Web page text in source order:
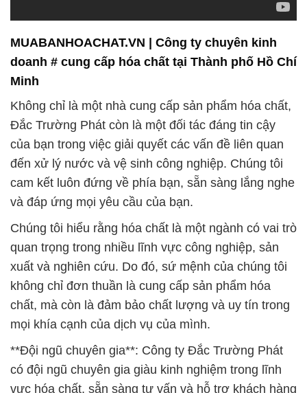
Không chỉ là một nhà cung cấp sản phẩm hóa chất,
Đắc Trường Phát còn là một đối tác đáng tin cậy
của bạn trong việc giải quyết các vấn đề liên quan
đến xử lý nước và vệ sinh công nghiệp. Chúng tôi
cam kết luôn đứng về phía bạn, sẵn sàng lắng nghe
và đáp ứng mọi yêu cầu của bạn.
Chúng tôi hiểu rằng hóa chất là một ngành có vai trò
quan trọng trong nhiều lĩnh vực công nghiệp, sản
xuất và nghiên cứu. Do đó, sứ mệnh của chúng tôi
không chỉ đơn thuần là cung cấp sản phẩm hóa
chất, mà còn là đảm bảo chất lượng và uy tín trong
mọi khía cạnh của dịch vụ của mình.
**Đội ngũ chuyên gia**: Công ty Đắc Trường Phát
có đội ngũ chuyên gia giàu kinh nghiệm trong lĩnh
vực hóa chất, sẵn sàng tư vấn và hỗ trợ khách hàng
về việc lựa chọn và sử dụng sản phẩm. Với kiến
thức sâu rộng và sự am hiểu về nhu cầu đa dạng
của khách hàng, chúng tôi luôn sẵn sàng giúp bạn
tìm ra giải pháp tối ưu nhất cho các ứng dụng trong